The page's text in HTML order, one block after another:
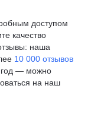
доступом
качество
наша
10 000 отзывов
год — можно
на наш